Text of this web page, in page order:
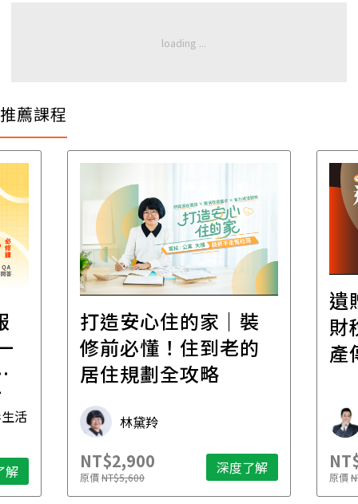
推薦課程
活
解
打造安心住的家｜裝
修前必懂！住到老的
居住規劃全攻略
林黛羚
NT$2,900
原價NT$5,600 深度了解
遺
財
產
原價